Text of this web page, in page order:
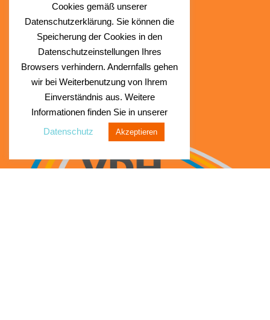
Cookies gemäß unserer
Datenschutzerklärung. Sie können die
Speicherung der Cookies in den
Datenschutzeinstellungen Ihres
Browsers verhindern. Andernfalls gehen
wir bei Weiterbenutzung von Ihrem
Einverständnis aus. Weitere
Informationen finden Sie in unserer
Datenschutz
Akzeptieren